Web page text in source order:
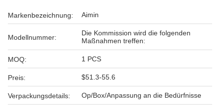
Markenbezeichnung: Aimin
Modellnummer:
Die Kommission wird die folgenden
Maßnahmen treffen:
MOQ: 1 PCS
Preis: $51.3-55.6
Verpackungsdetails: Op/Box/Anpassung an die Bedürfnisse